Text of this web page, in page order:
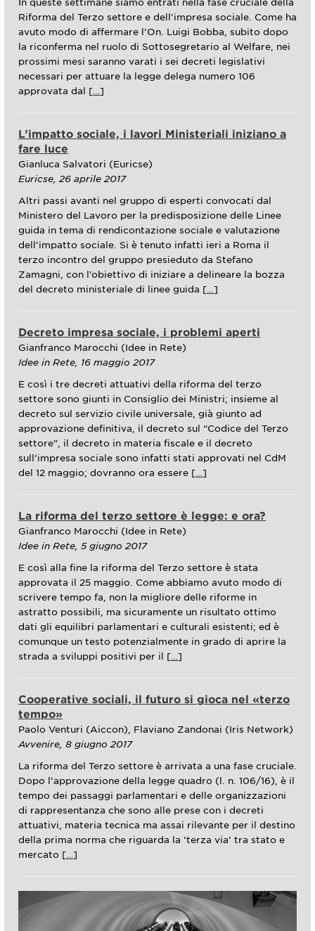
Riforma del Terzo settore e dell’impresa sociale. Come ha
avuto modo di affermare l’On. Luigi Bobba, subito dopo
la riconferma nel ruolo di Sottosegretario al Welfare, nei
prossimi mesi saranno varati i sei decreti legislativi
necessari per attuare la legge delega numero 106
approvata dal [
]
L’impatto sociale, i lavori Ministeriali iniziano a
fare luce
Gianluca Salvatori (Euricse)
Euricse, 26 aprile 2017
Altri passi avanti nel gruppo di esperti convocati dal
Ministero del Lavoro per la predisposizione delle Linee
guida in tema di rendicontazione sociale e valutazione
dell’impatto sociale. Si è tenuto infatti ieri a Roma il
terzo incontro del gruppo presieduto da Stefano
Zamagni, con l’obiettivo di iniziare a delineare la bozza
del decreto ministeriale di linee guida [
]
Decreto impresa sociale, i problemi aperti
Gianfranco Marocchi (Idee in Rete)
Idee in Rete, 16 maggio 2017
E così i tre decreti attuativi della riforma del terzo
settore sono giunti in Consiglio dei Ministri; insieme al
decreto sul servizio civile universale, già giunto ad
approvazione definitiva, il decreto sul “Codice del Terzo
settore”, il decreto in materia fiscale e il decreto
sull’impresa sociale sono infatti stati approvati nel CdM
del 12 maggio; dovranno ora essere [
]
La riforma del terzo settore è legge: e ora?
Gianfranco Marocchi (Idee in Rete)
Idee in Rete, 5 giugno 2017
E così alla fine la riforma del Terzo settore è stata
approvata il 25 maggio. Come abbiamo avuto modo di
scrivere tempo fa, non la migliore delle riforme in
astratto possibili, ma sicuramente un risultato ottimo
dati gli equilibri parlamentari e culturali esistenti; ed è
comunque un testo potenzialmente in grado di aprire la
strada a sviluppi positivi per il [
]
Cooperative sociali, il futuro si gioca nel «terzo
tempo»
Paolo Venturi (Aiccon), Flaviano Zandonai (Iris Network)
Avvenire, 8 giugno 2017
La riforma del Terzo settore è arrivata a una fase cruciale.
Dopo l’approvazione della legge quadro (l. n. 106/16), è il
tempo dei passaggi parlamentari e delle organizzazioni
di rappresentanza che sono alle prese con i decreti
attuativi, materia tecnica ma assai rilevante per il destino
della prima norma che riguarda la ‘terza via’ tra stato e
mercato [
]